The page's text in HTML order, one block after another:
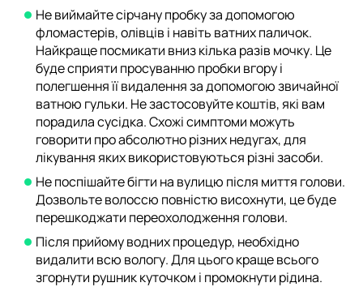
Не виймайте сірчану пробку за допомогою
фломастерів, олівців і навіть ватних паличок.
Найкраще посмикати вниз кілька разів мочку. Це
буде сприяти просуванню пробки вгору і
полегшення її видалення за допомогою звичайної
ватною гульки. Не застосовуйте коштів, які вам
порадила сусідка. Схожі симптоми можуть
говорити про абсолютно різних недугах, для
лікування яких використовуються різні засоби.
Не поспішайте бігти на вулицю після миття голови.
Дозвольте волоссю повністю висохнути, це буде
перешкоджати переохолодження голови.
Після прийому водних процедур, необхідно
видалити всю вологу. Для цього краще всього
згорнути рушник куточком і промокнути рідина.